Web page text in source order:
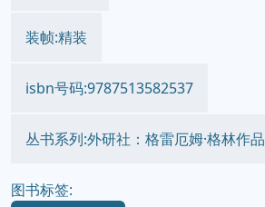
装帧:精装
isbn号码:9787513582537
丛书系列:外研社：格雷厄姆·格林作品
图书标签: